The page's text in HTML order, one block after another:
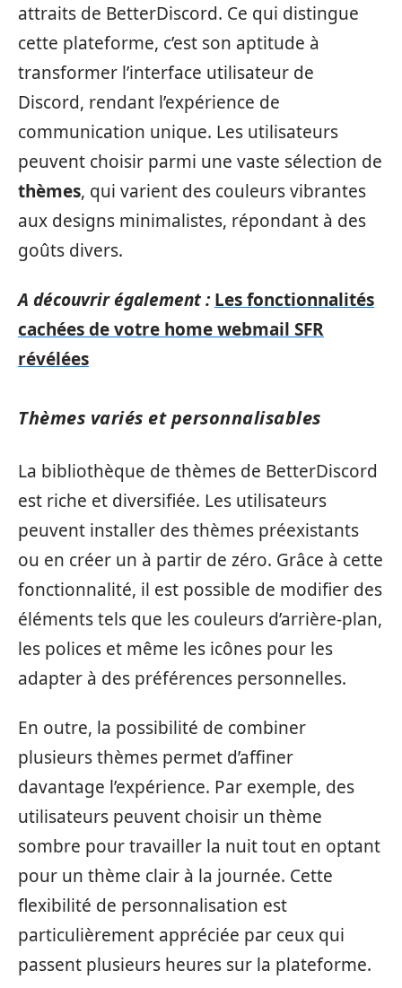
attraits de BetterDiscord. Ce qui distingue
cette plateforme, c’est son aptitude à
transformer l’interface utilisateur de
Discord, rendant l’expérience de
communication unique. Les utilisateurs
peuvent choisir parmi une vaste sélection de
thèmes, qui varient des couleurs vibrantes
aux designs minimalistes, répondant à des
goûts divers.
A découvrir également : Les fonctionnalités
cachées de votre home webmail SFR
révélées
Thèmes variés et personnalisables
La bibliothèque de thèmes de BetterDiscord
est riche et diversifiée. Les utilisateurs
peuvent installer des thèmes préexistants
ou en créer un à partir de zéro. Grâce à cette
fonctionnalité, il est possible de modifier des
éléments tels que les couleurs d’arrière-plan,
les polices et même les icônes pour les
adapter à des préférences personnelles.
En outre, la possibilité de combiner
plusieurs thèmes permet d’affiner
davantage l’expérience. Par exemple, des
utilisateurs peuvent choisir un thème
sombre pour travailler la nuit tout en optant
pour un thème clair à la journée. Cette
flexibilité de personnalisation est
particulièrement appréciée par ceux qui
passent plusieurs heures sur la plateforme.